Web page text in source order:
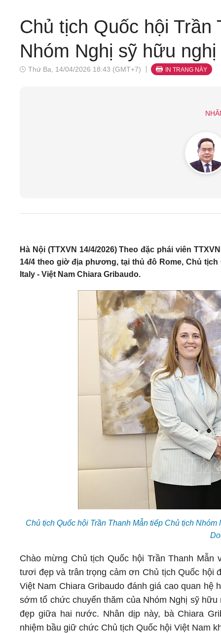
Chủ tịch Quốc hội Trần
Nhóm Nghị sỹ hữu
Thứ Ba, 14/04/2026 18:43 (GMT+7) IN TRANG NÀY
Hà Nội (TTXVN 14/4/2026) Theo đặc phái viên
14/4 theo giờ địa phương, tại thủ đô Rome, Chủ
Italy - Việt Nam Chiara Gribaudo.
Chủ tịch Quốc hội Trần Thanh Mẫn tiếp Chủ tịch
Chào mừng Chủ tịch Quốc hội Trần Thanh
tươi đẹp và trân trọng cảm ơn Chủ tịch Quốc hội
Việt Nam Chiara Gribaudo đánh giá cao quan
sớm tổ chức chuyến thăm của Nhóm Nghị sỹ
đẹp giữa hai nước. Nhân dịp này, bà Chiara
nhiệm bầu giữ chức Chủ tịch Quốc hội Việt Nam